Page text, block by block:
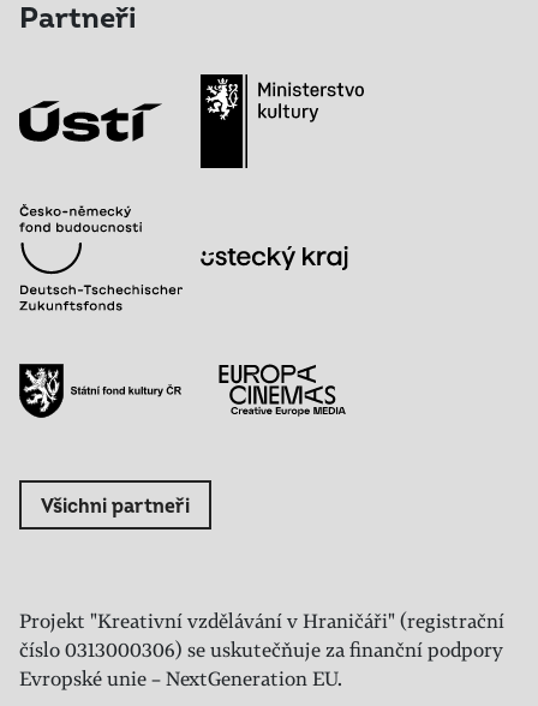
Partneři
Všichni partneři
Projekt "Kreativní vzdělávání v Hraničáři" (registrační
číslo 0313000306) se uskutečňuje za finanční podpory
Evropské unie – NextGeneration EU.